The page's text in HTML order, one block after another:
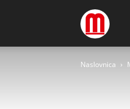
Naslovnica